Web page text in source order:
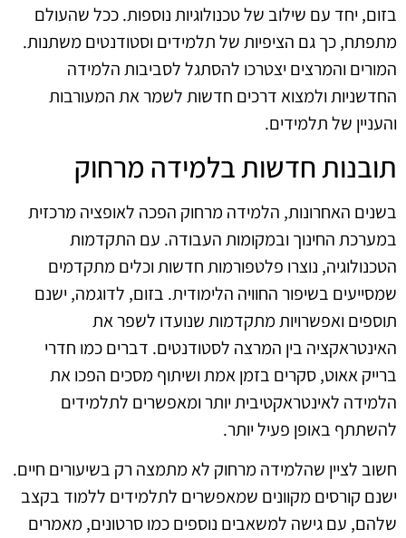
בזום, יחד עם שילוב של טכנולוגיות נוספות. ככל שהעולם
מתפתח, כך גם הציפיות של תלמידים וסטודנטים משתנות.
המורים והמרצים יצטרכו להסתגל לסביבות הלמידה
החדשניות ולמצוא דרכים חדשות לשמר את המעורבות
והעניין של תלמידים.
תובנות חדשות בלמידה מרחוק
בשנים האחרונות, הלמידה מרחוק הפכה לאופציה מרכזית
במערכת החינוך ובמקומות העבודה. עם התקדמות
הטכנולוגיה, נוצרו פלטפורמות חדשות וכלים מתקדמים
שמסייעים בשיפור החוויה הלימודית. בזום, לדוגמה, ישנם
תוספים ואפשרויות מתקדמות שנועדו לשפר את
האינטראקציה בין המרצה לסטודנטים. דברים כמו חדרי
ברייק אאוט, סקרים בזמן אמת ושיתוף מסכים הפכו את
הלמידה לאינטראקטיבית יותר ומאפשרים לתלמידים
להשתתף באופן פעיל יותר.
חשוב לציין שהלמידה מרחוק לא מתמצה רק בשיעורים חיים.
ישנם קורסים מקוונים שמאפשרים לתלמידים ללמוד בקצב
שלהם, עם גישה למשאבים נוספים כמו סרטונים, מאמרים